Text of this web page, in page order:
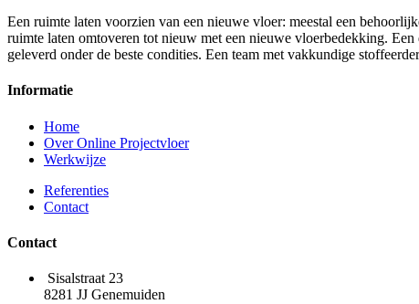
Een ruimte laten voorzien van een nieuwe vloer: meestal een
ruimte laten omtoveren tot nieuw met een nieuwe vloerbedekking.
geleverd onder de beste condities. Een team met vakkundige
Informatie
Home
Over Online Projectvloer
Werkwijze
Referenties
Contact
Contact
Sisalstraat 23
8281 JJ Genemuiden